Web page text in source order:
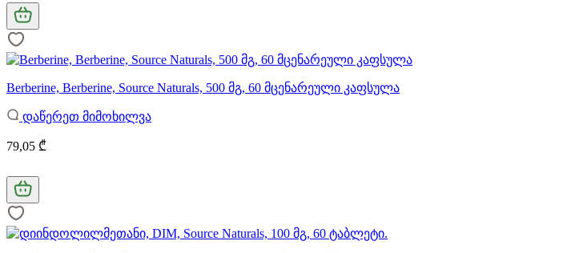
Berberine, Berberine, Source Naturals, 500 მგ, 60 მცენარეული კაფსულა
დაწერეთ მიმოხილვა
79,05 ₾